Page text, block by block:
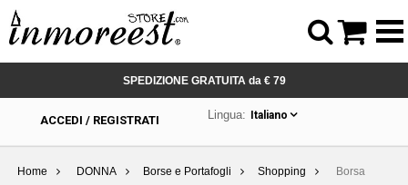
SPEDIZIONE GRATUITA da € 79
ACCEDI / REGISTRATI Lingua: Italiano
Home DONNA Borse e Portafogli Shopping
Borsa
 